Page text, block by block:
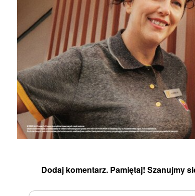
Dodaj komentarz. Pamiętaj! Szanujmy